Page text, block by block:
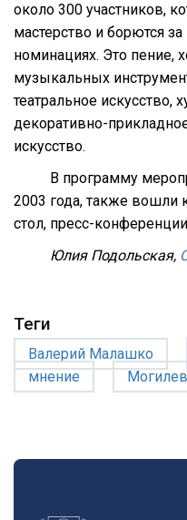
около 300 участников,
мастерство и борются
номинациях. Это пение,
музыкальных
театральное искусство,
декоративно-
искусство.
В программу
2003 года, также вошли
стол, пресс-
Юлия Подольская,
Теги
Валерий Малашко
мнение
Могилев